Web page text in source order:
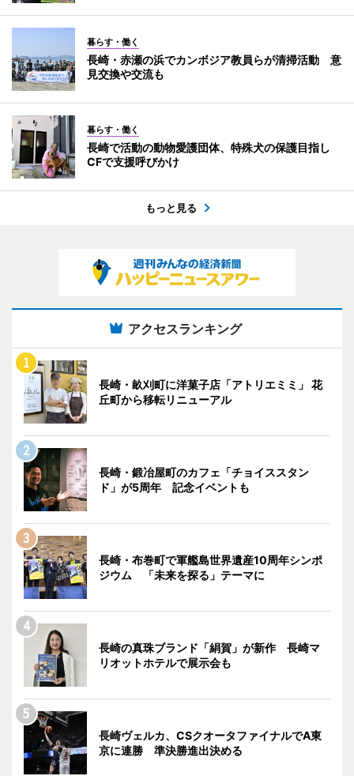
暮らす・働く
長崎・赤瀬の浜でカンボジア教員らが清掃活動 意
見交換や交流も
暮らす・働く
長崎で活動の動物愛護団体、特殊犬の保護目指し
CFで支援呼びかけ
もっと見る
アクセスランキング
長崎・畝刈町に洋菓子店「アトリエミミ」 花
丘町から移転リニューアル
長崎・鍛冶屋町のカフェ「チョイススタン
ド」が5周年 記念イベントも
長崎・布巻町で軍艦島世界遺産10周年シンポ
ジウム 「未来を探る」テーマに
長崎の真珠ブランド「絹賀」が新作 長崎マ
リオットホテルで展示会も
長崎ヴェルカ、CSクオータファイナルでA東
京に連勝 準決勝進出決める